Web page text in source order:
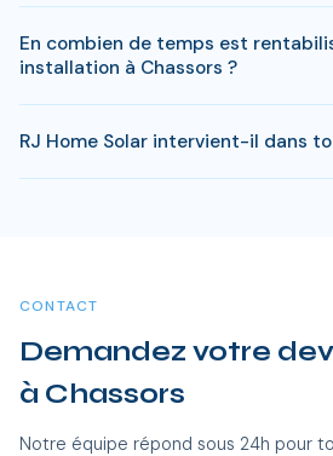
reste à charge peut descendre sous
installation standard de 3 kWc.
à Chassors. Si votre bien est classé
Charente, des règles spécifiques
Home Solar gère toutes ces
En combien de temps est
installation à Chassors ?
investissement est atteint en 8-10 ans
standard. L'electricite produite est
RJ Home Solar intervient-il dans
CONTACT
Demandez votre
à Chassors
Notre équipe répond sous 24h pour